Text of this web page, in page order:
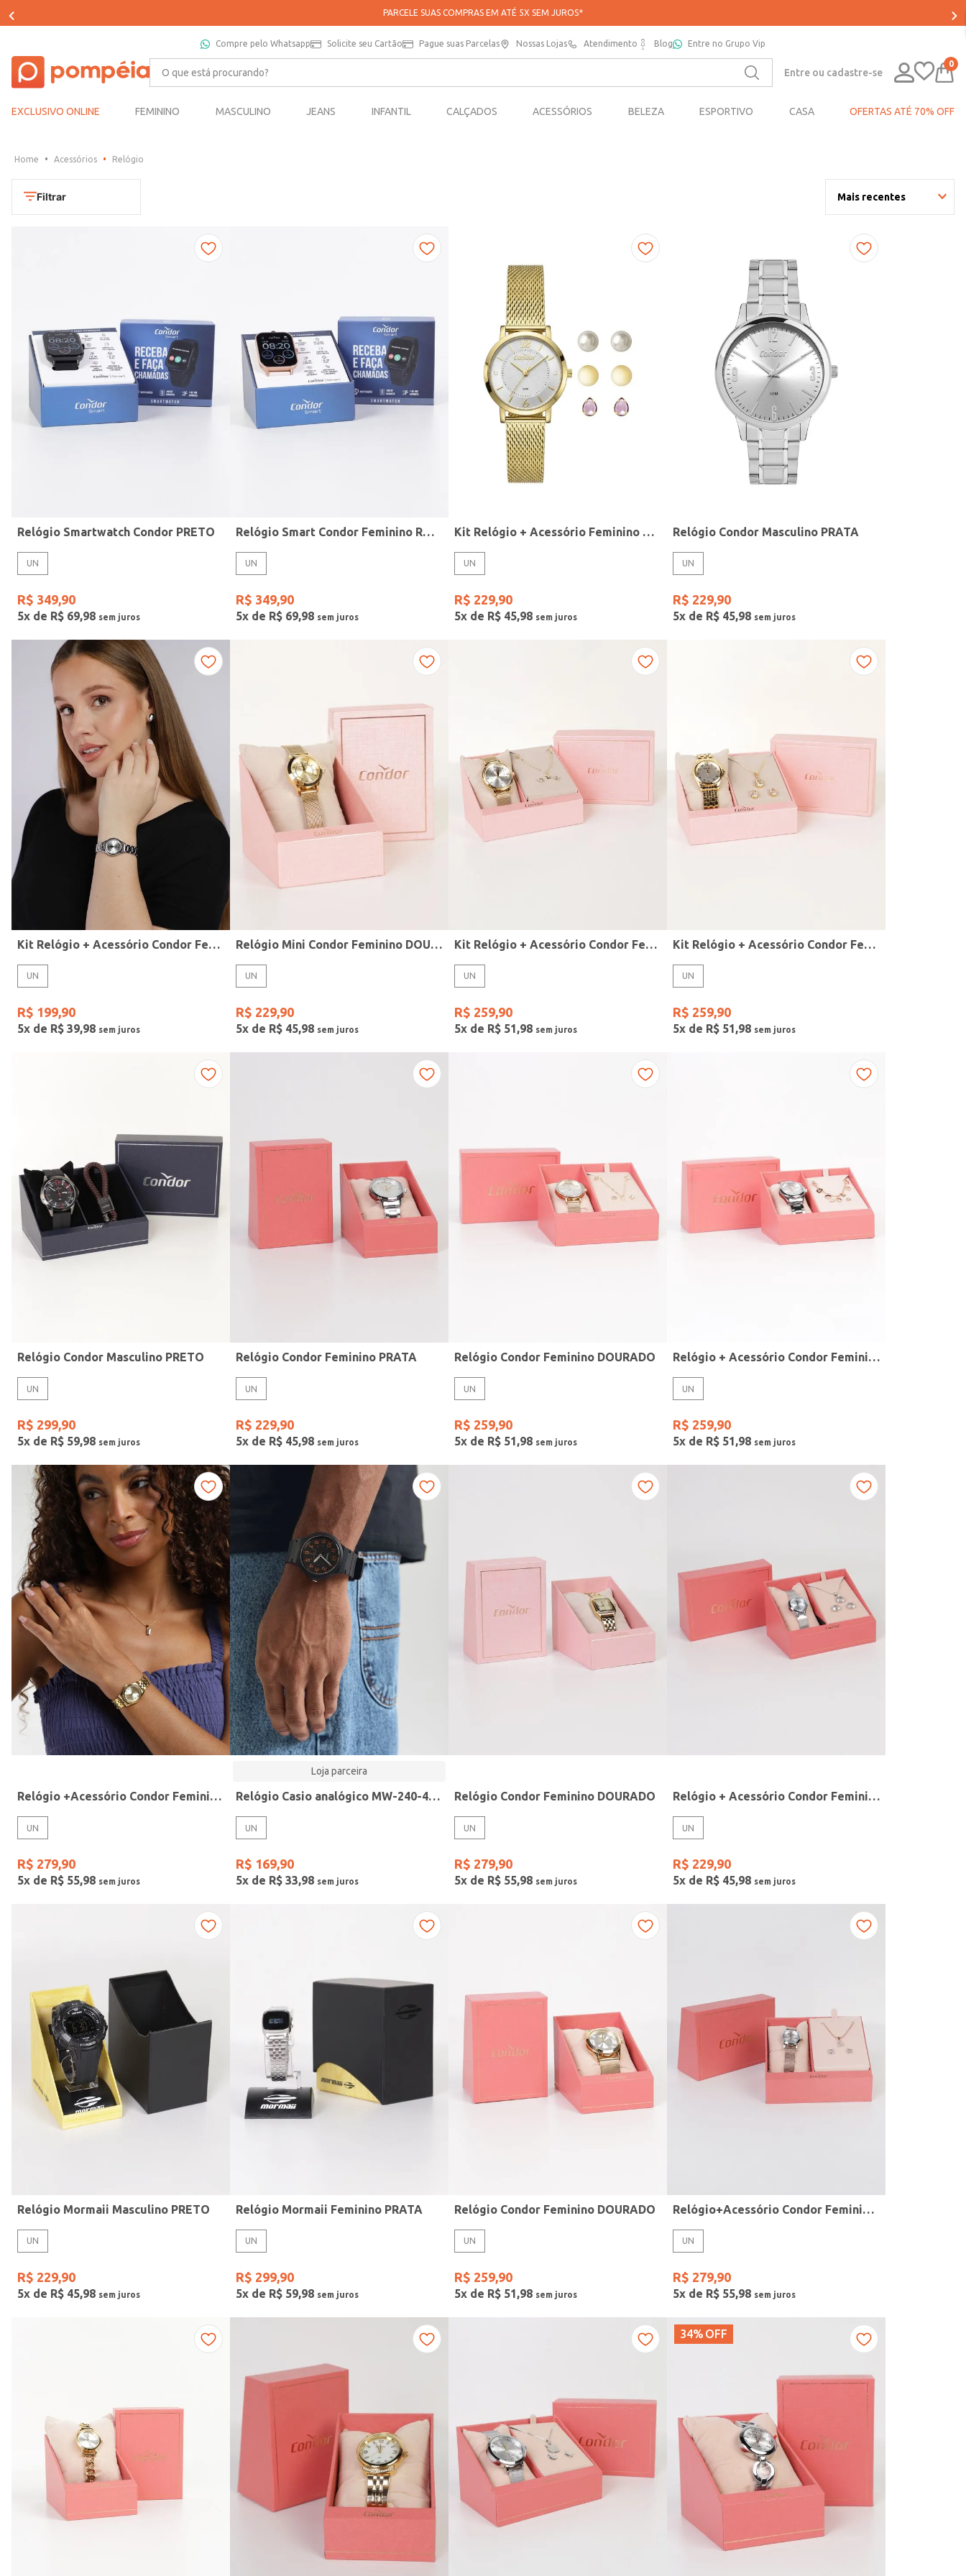
PARCELE SUAS COMPRAS EM ATÉ 5X SEM JUROS*
Compre pelo Whatsapp Solicite seu Cartão Pague suas Parcelas Nossas Lojas Atendimento Blog Entre no Grupo Vip
O que está procurando?
Entre ou cadastre-se
0
EXCLUSIVO ONLINE FEMININO MASCULINO JEANS INFANTIL CALÇADOS ACESSÓRIOS BELEZA ESPORTIVO CASA OFERTAS ATÉ 70% OFF
Acessórios Relógio
Filtrar Mais recentes
UN
Mormaii
Casio
Gang
Preto
Rose
Vermelho
Estilo
Fitness
Modelo
Modelo de Pulseira
Vendido Por
Relógio Smartwatch Condor PRETO
UN
R$ 349,90
5x de R$ 69,98
Relógio Smart Condor Feminino ROSE
UN
R$ 349,90
5x de R$ 69,98
Kit Relógio + Acessório Feminino DOURADO
UN
R$ 229,90
5x de R$ 45,98
Relógio Condor Masculino PRATA
UN
R$ 229,90
5x de R$ 45,98
Kit Relógio + Acessório Condor Feminino PRATA
UN
R$ 199,90
5x de R$ 39,98
Relógio Mini Condor Feminino DOURADO
UN
R$ 229,90
5x de R$ 45,98
Kit Relógio + Acessório Condor Feminino DOURADO
UN
R$ 259,90
5x de R$ 51,98
Kit Relógio + Acessório Condor Feminino DOURADO
UN
R$ 259,90
5x de R$ 51,98
Relógio Condor Masculino PRETO
UN
R$ 299,90
5x de R$ 59,98
Relógio Condor Feminino PRATA
UN
R$ 229,90
5x de R$ 45,98
Relógio Condor Feminino DOURADO
UN
R$ 259,90
5x de R$ 51,98
Relógio + Acessório Condor Feminino PRATA
UN
R$ 259,90
5x de R$ 51,98
Relógio +Acessório Condor Feminino DOURADO
UN
R$ 279,90
5x de R$ 55,98
Loja parceira
Relógio Casio analógico MW-240-4BVDF-SC
UN
R$ 169,90
5x de R$ 33,98
Relógio Condor Feminino DOURADO
UN
R$ 279,90
5x de R$ 55,98
Relógio + Acessório Condor Feminino PRATA
UN
R$ 229,90
5x de R$ 45,98
Relógio Mormaii Masculino PRETO
UN
R$ 229,90
5x de R$ 45,98
Relógio Mormaii Feminino PRATA
UN
R$ 299,90
5x de R$ 59,98
Relógio Condor Feminino DOURADO
UN
R$ 259,90
5x de R$ 51,98
Relógio+Acessório Condor Feminino ROSE
UN
R$ 279,90
5x de R$ 55,98
34% OFF